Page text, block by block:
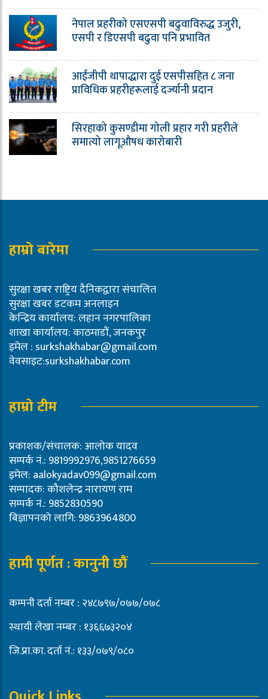
नेपाल प्रहरीको एसएसपी बढुवाविरुद्ध उजुरी,
एसपी र डिएसपी बढुवा पनि प्रभावित
आईजीपी थापाद्धारा दुई एसपीसहित ८ जना
प्राविधिक प्रहरीहरूलाई दर्ज्यानी प्रदान
सिरहाको कुसण्डीमा गोली प्रहार गरी प्रहरीले
समात्यो लागूऔषध कारोबारी
हाम्रो बारेमा
सुरक्षा खबर राष्ट्रिय दैनिकद्वारा संचालित
सुरक्षा खबर डटकम अनलाइन
केन्द्रिय कार्यालय: लहान नगरपालिका
शाखा कार्यालय: काठमाडौं, जनकपुर
इमेल : surkshakhabar@gmail.com
वेवसाइट:surkshakhabar.com
हाम्रो टीम
प्रकाशक/संचालक: आलोक यादव
सम्पर्क नं.: 9819992976,9851276659
इमेल: aalokyadav099@gmail.com
सम्पादक: कौशलेन्द्र नारायण राम
सम्पर्क नं.: 9852830590
बिज्ञापनको लागि: 9863964800
हामी पूर्णत : कानुनी छौं
कम्पनी दर्ता नम्बर : २४८७९७/०७७/०७८
स्थायी लेखा नम्बर : १३६६७३२०४
जि.प्रा.का. दर्ता नं.: १३३/०७९/०८०